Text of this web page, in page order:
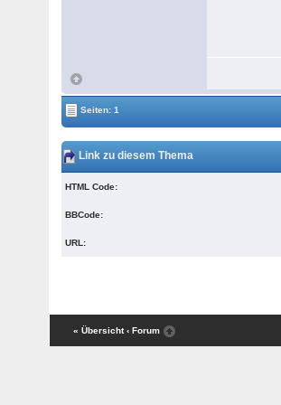
Seiten: 1
Link zu diesem Thema
HTML Code:
BBCode:
URL:
« Übersicht ‹ Forum